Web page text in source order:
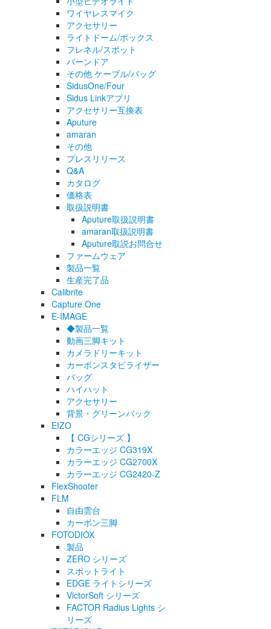
ワイヤレスマイク
アクセサリー
ライトドーム/ボックス
フレネル/スポット
バーンドア
その他 ケーブル/バッグ
SidusOne/Four
Sidus Linkアプリ
アクセサリー互換表
Aputure
amaran
その他
プレスリリース
Q&A
カタログ
価格表
取扱説明書
Aputure取扱説明書
amaran取扱説明書
Aputure取説お問合せ
ファームウェア
製品一覧
生産完了品
Calibrite
Capture One
E-IMAGE
◆製品一覧
動画三脚キット
カメラドリーキット
カーボンスタビライザー
バッグ
ハイハット
アクセサリー
背景・グリーンバック
EIZO
【 CGシリーズ 】
カラーエッジ CG319X
カラーエッジ CG2700X
カラーエッジ CG2420-Z
FlexShooter
FLM
自由雲台
カーボン三脚
FOTODIOX
製品
ZERO シリーズ
スポットライト
EDGE ライトシリーズ
VictorSoft シリーズ
FACTOR Radius Lights シ
リーズ